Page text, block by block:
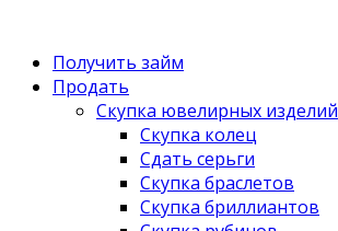
Получить займ
Продать
Скупка ювелирных изделий
Скупка колец
Сдать серьги
Скупка браслетов
Скупка бриллиантов